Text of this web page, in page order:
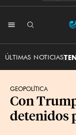
ÚLTIMAS NOTICIAS
GEOPOLÍTICA
Con
detenidos